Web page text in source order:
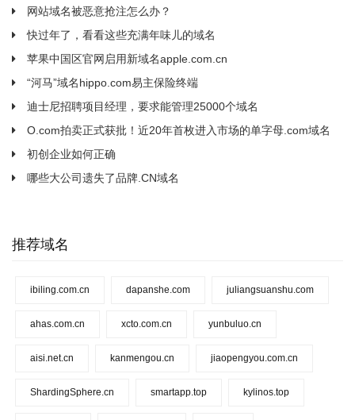
网站域名被恶意抢注怎么办？
快过年了，看看这些充满年味儿的域名
苹果中国区官网启用新域名apple.com.cn
“河马”域名hippo.com易主保险终端
迪士尼招聘项目经理，要求能管理25000个域名
O.com拍卖正式获批！近20年首枚进入市场的单字母.com域名
初创企业如何正确
哪些大公司遗失了品牌.CN域名
推荐域名
ibiling.com.cn dapanshe.com juliangsuanshu.com
ahas.com.cn xcto.com.cn yunbuluo.cn
aisi.net.cn kanmengou.cn jiaopengyou.com.cn
ShardingSphere.cn smartapp.top kylinos.top